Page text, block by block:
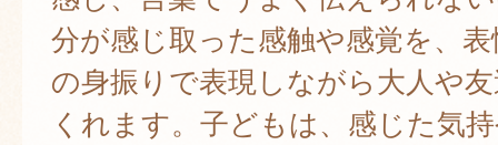
分が感じ取った感触や感覚を、
の身振りで表現しながら大人や
くれます。子どもは、感じた気